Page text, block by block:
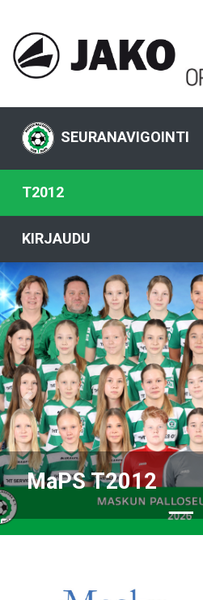
SEURANAVIGOINTI
T2012
KIRJAUDU
MaPS T2012
Previous